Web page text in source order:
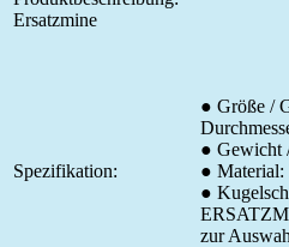
Ersatzmine
Spezifikation:
● Größe /
● Gewicht
● Material:
●
zur